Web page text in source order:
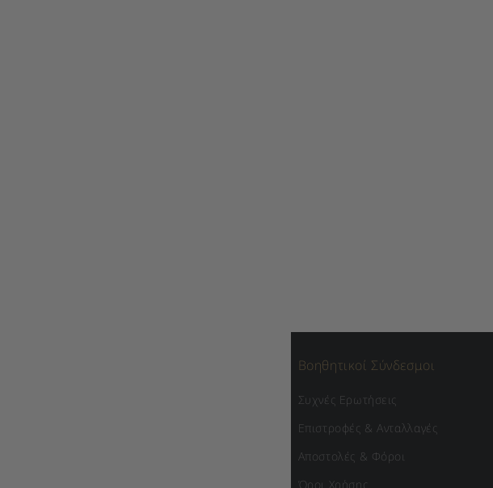
Βοηθητικοί Σύνδεσμοι
Συχνές Ερωτήσεις
Επιστροφές & Ανταλλαγές
Αποστολές & Φόροι
Όροι Χρήσης